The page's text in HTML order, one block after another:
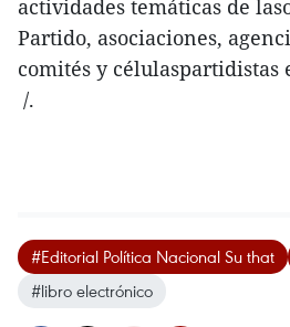
actividades temáticas de
Partido, asociaciones,
comités y célulaspartidistas
/.
#Editorial Política Nacional Su that
#libro electrónico